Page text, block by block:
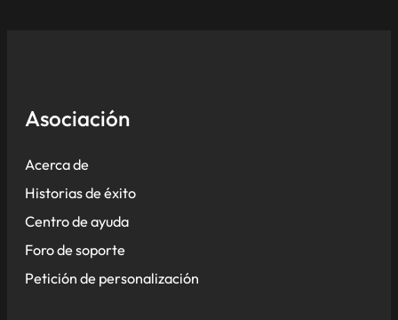
Asociación
Acerca de
Historias de éxito
Centro de ayuda
Foro de soporte
Petición de personalización